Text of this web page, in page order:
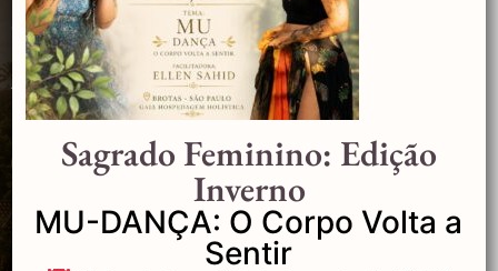
04 a 07 de Setembro de 2026
Tema: Reconexão com a natureza
QUERO PARTICIPAR
Sagrado Feminino: Edição
Inverno
MU-DANÇA: O Corpo Volta a
Sentir